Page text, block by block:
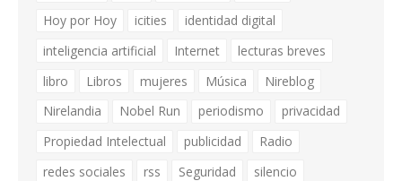
Hoy por Hoy
icities
identidad digital
inteligencia artificial
Internet
lecturas breves
libro
Libros mujeres Música
Nireblog
Nirelandia
Nobel Run periodismo
privacidad
Propiedad Intelectual
publicidad
Radio
redes sociales
rss Seguridad
silencio